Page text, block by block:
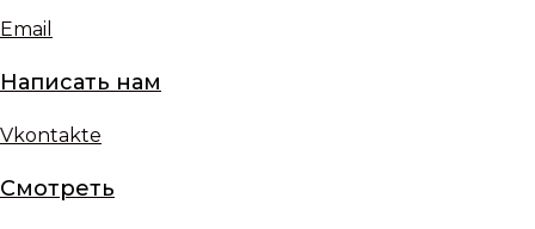
Email
Написать нам
Vkontakte
Смотреть